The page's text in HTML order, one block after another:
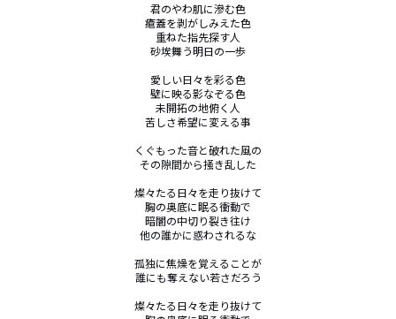
君のやわ肌に滲む色
瘡蓋を剥がしみえた色
重ねた指先探す人
砂埃舞う明日の一歩
愛しい日々を彩る色
壁に映る影なぞる色
未開拓の地俯く人
苦しさ希望に変える事
くぐもった音と破れた風の
その隙間から掻き乱した
燦々たる日々を走り抜けて
胸の奥底に眠る衝動で
暗闇の中切り裂き往け
他の誰かに惑わされるな
孤独に焦燥を覚えることが
誰にも奪えない若さだろう
燦々たる日々を走り抜けて